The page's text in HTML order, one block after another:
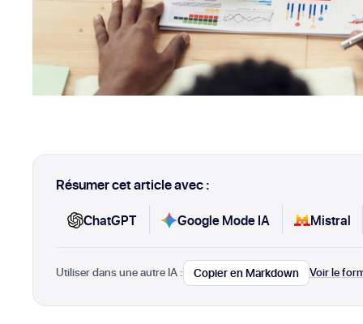
Résumer cet article avec :
ChatGPT Google Mode IA Mistral
Utiliser dans une autre IA : Copier en Markdown Voir le